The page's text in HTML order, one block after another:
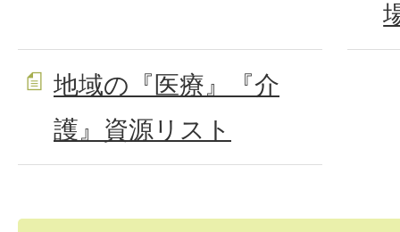
地域の『医療』『介
護』資源リスト